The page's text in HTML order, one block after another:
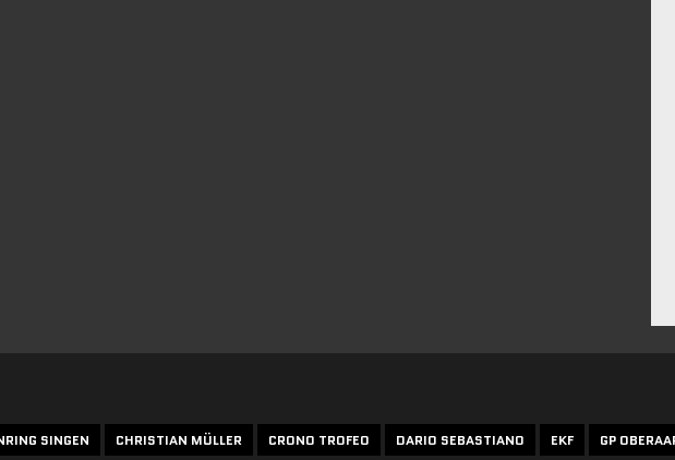
SINGEN CHRISTIAN MÜLLER CRONO TROFEO DARIO SEBASTIANO EKF GP